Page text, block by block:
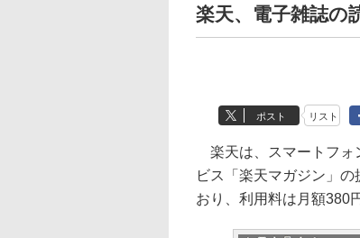
楽天、電子雑誌の
ポスト リスト
楽天は、スマートフォ
ビス「楽天マガジン」
おり、利用料は月額380